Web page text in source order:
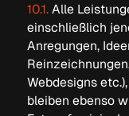
10.1.Alle
einschließlich
Anregungen,
Webdesigns
bleiben ebenso